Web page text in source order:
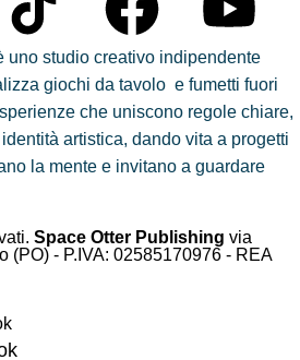
uno studio creativo indipendente
giochi da tavolo e fumetti fuori
che uniscono regole chiare,
artistica, dando vita a progetti
la mente e invitano a guardare
Space Otter Publishing via
(PO) - P.IVA: 02585170976 - REA